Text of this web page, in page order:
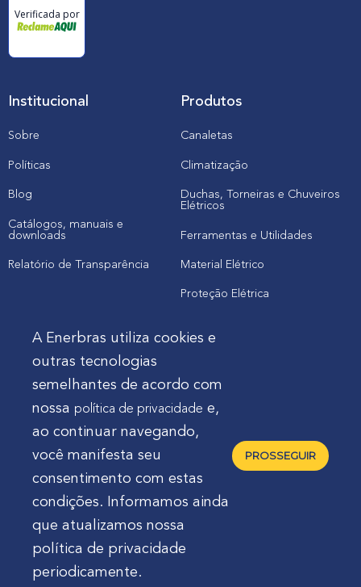
Verificada por
Institucional
Sobre
Políticas
Blog
Catálogos, manuais e
downloads
Relatório de Transparência
Produtos
Canaletas
Climatização
Duchas, Torneiras e Chuveiros
Elétricos
Ferramentas e Utilidades
Material Elétrico
Proteção Elétrica
Cliente
Onde comprar produtos
Quero Enerbras na minha loja
Enerbras Materiais Elétricos Ltda.
Mocelin, nº 81, Ferrari | CEP 83606-310 | Campo Largo -
A Enerbras utiliza cookies e
outras tecnologias
semelhantes de acordo com
nossa política de privacidade e,
ao continuar navegando,
você manifesta seu
consentimento com estas
condições. Informamos ainda
que atualizamos nossa
política de privacidade
periodicamente.
PROSSEGUIR